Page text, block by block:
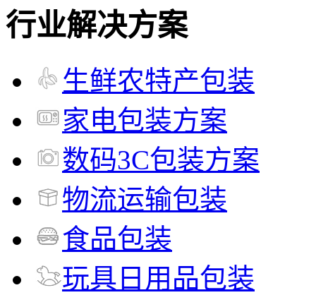
行业解决方案
生鲜农特产包装
家电包装方案
数码3C包装方案
物流运输包装
食品包装
玩具日用品包装